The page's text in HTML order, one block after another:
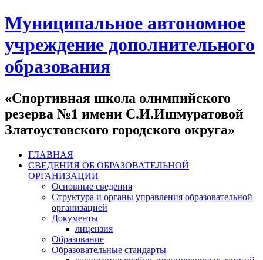
Муниципальное автономное
учреждение дополнительного
образования
«Спортивная школа олимпийского
резерва №1 имени С.И.Ишмуратовой
Златоустовского городского округа»
ГЛАВНАЯ
СВЕДЕНИЯ ОБ ОБРАЗОВАТЕЛЬНОЙ
ОРГАНИЗАЦИИ
Основные сведения
Структура и органы управления образовательной
организацией
Документы
лицензия
Образование
Образовательные стандарты